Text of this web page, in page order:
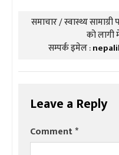
समाचार / स्वास्थ्य
को लागी
सम्पर्क इमेल :
Leave a Reply
Comment*